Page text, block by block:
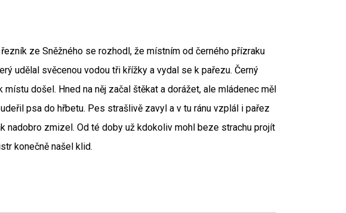
ze Sněžného se rozhodl, že místním od černého přízraku
udělal svěcenou vodou tři křížky a vydal se k pařezu. Černý
došel. Hned na něj začal štěkat a dorážet, ale mládenec měl
psa do hřbetu. Pes strašlivě zavyl a v tu ránu vzplál i pařez
nadobro zmizel. Od té doby už kdokoliv mohl beze strachu projít
konečně našel klid.